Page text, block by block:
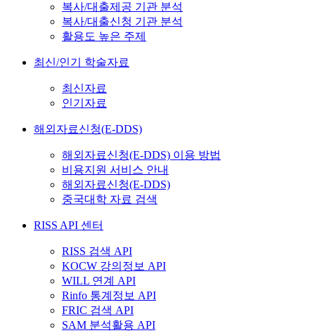
복사/대출제공 기관 분석
복사/대출신청 기관 분석
활용도 높은 주제
최신/인기 학술자료
최신자료
인기자료
해외자료신청(E-DDS)
해외자료신청(E-DDS) 이용 방법
비용지원 서비스 안내
해외자료신청(E-DDS)
중국대학 자료 검색
RISS API 센터
RISS 검색 API
KOCW 강의정보 API
WILL 연계 API
Rinfo 통계정보 API
FRIC 검색 API
SAM 분석활용 API